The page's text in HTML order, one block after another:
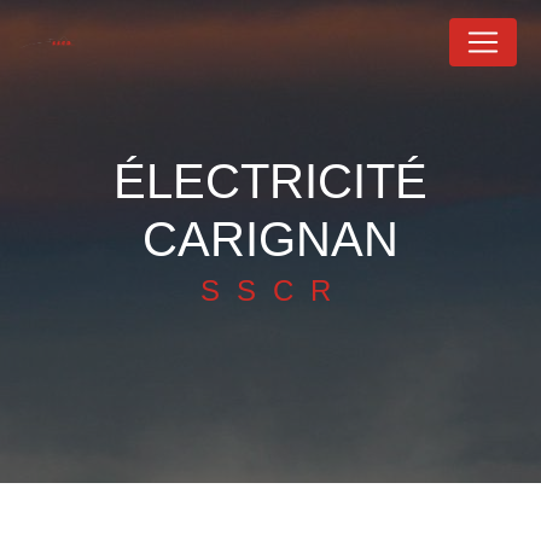
ÉLECTRICITÉ
CARIGNAN
SSCR
Panneau de gestion des cookies